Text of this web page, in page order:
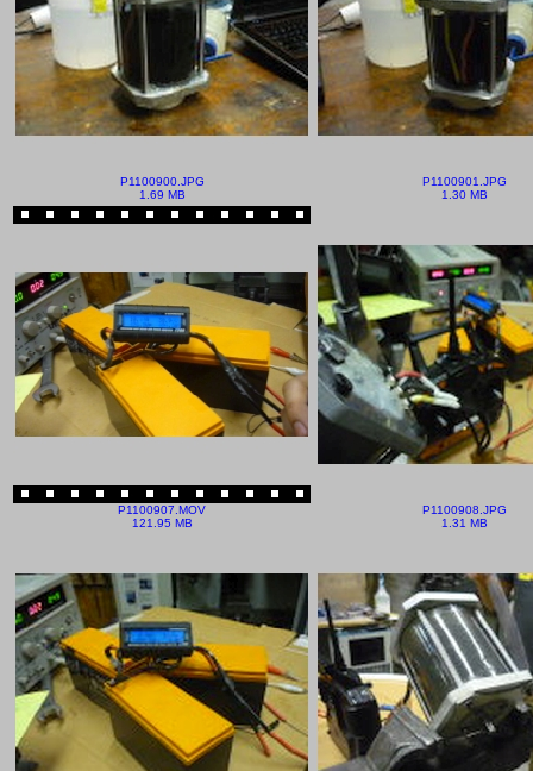
P1100900.JPG
1.69 MB
P1100901.JPG
1.30 MB
P1100907.MOV
121.95 MB
P1100908.JPG
1.31 MB